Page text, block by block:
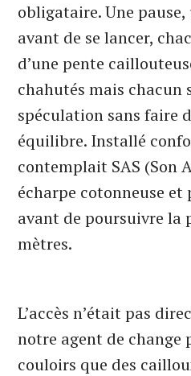
obligataire. Une
avant de se lancer,
d’une pente
chahutés mais chacun
spéculation sans faire
équilibre. Installé
contemplait SAS (Son
écharpe cotonneuse
avant de poursuivre la
mètres.
L’accès n’était pas
notre agent de change
couloirs que des